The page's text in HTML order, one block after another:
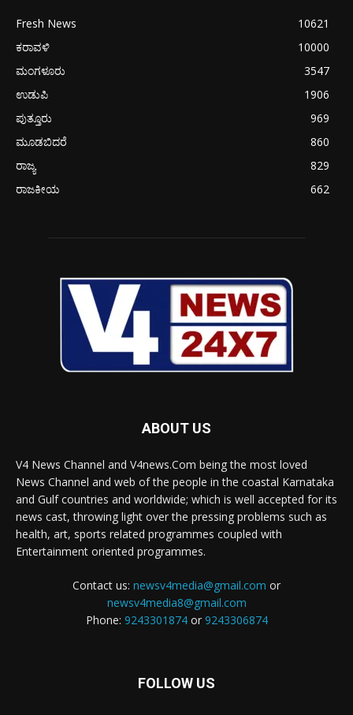
Fresh News
10621
ಕರಾವಳಿ
10000
ಮಂಗಳೂರು
3547
ಉಡುಪಿ
1906
ಪುತ್ತೂರು
969
ಮೂಡಬಿದರೆ
860
ರಾಜ್ಯ
829
ರಾಜಕೀಯ
662
ABOUT US
V4 News Channel and V4news.Com being the most loved
News Channel and web of the people in the coastal Karnataka
and Gulf countries and worldwide; which is well accepted for its
news cast, throwing light over the pressing problems such as
health, art, sports related programmes coupled with
Entertainment oriented programmes.
Contact us: newsv4media@gmail.com or
newsv4media8@gmail.com
Phone: 9243301874or 9243306874
FOLLOW US